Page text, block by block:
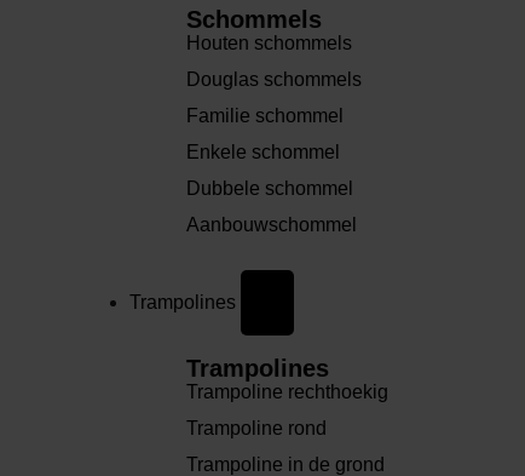
Schommels
Houten schommels
Douglas schommels
Familie schommel
Enkele schommel
Dubbele schommel
Aanbouwschommel
Trampolines
Trampolines
Trampoline rechthoekig
Trampoline rond
Trampoline in de grond